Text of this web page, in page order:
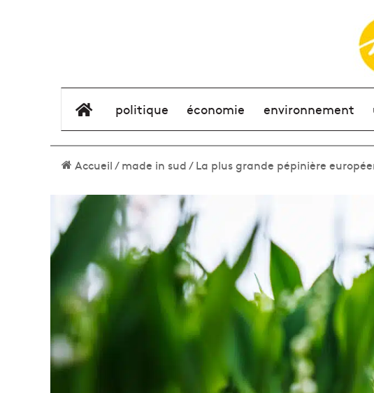
élément de menu
politique économie environnement
Accueil/made in sud/La plus grande pépinière